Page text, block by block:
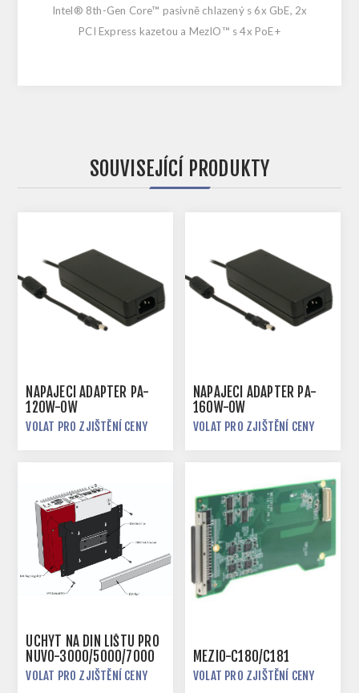
Intel® 8th-Gen Core™ pasivně chlazený s 6x GbE, 2x
PCI Express kazetou a MezIO™ s 4x PoE+
SOUVISEJÍCÍ PRODUKTY
NAPÁJECÍ ADAPTÉR PA-
120W-OW
VOLAT PRO ZJIŠTĚNÍ CENY
NAPÁJECÍ ADAPTÉR PA-
160W-OW
VOLAT PRO ZJIŠTĚNÍ CENY
ÚCHYT NA DIN LIŠTU PRO
NUVO-3000/5000/7000
VOLAT PRO ZJIŠTĚNÍ CENY
MEZIO-C180/C181
VOLAT PRO ZJIŠTĚNÍ CENY